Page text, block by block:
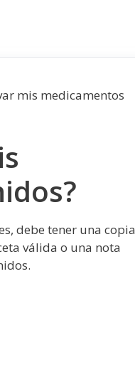
mis medicamentos
debe tener una copia
válida o una nota